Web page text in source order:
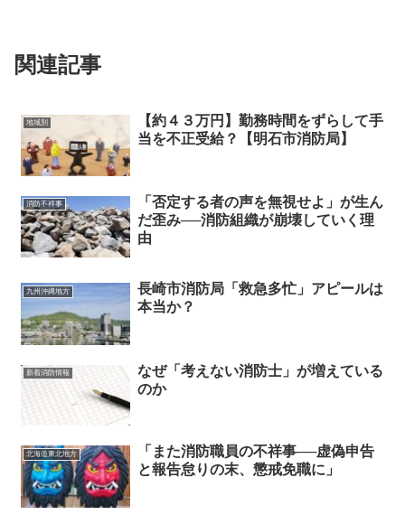
関連記事
地域別
【約４３万円】勤務時間をずらして手
当を不正受給？【明石市消防局】
消防不祥事
「否定する者の声を無視せよ」が生ん
だ歪み──消防組織が崩壊していく理
由
九州沖縄地方
長崎市消防局「救急多忙」アピールは
本当か？
新着消防情報
なぜ「考えない消防士」が増えている
のか
北海道東北地方
「また消防職員の不祥事──虚偽申告
と報告怠りの末、懲戒免職に」